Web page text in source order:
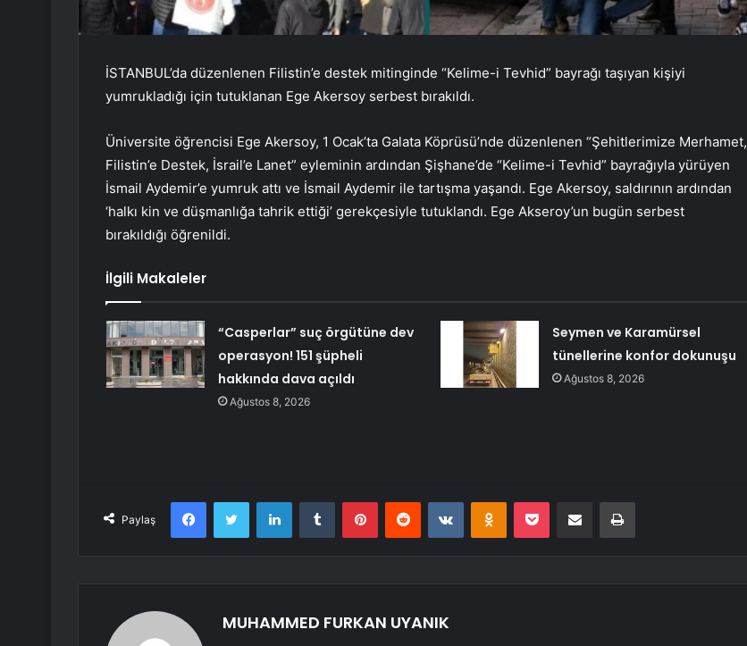
İSTANBUL’da düzenlenen Filistin’e destek mitinginde “Kelime-i Tevhid” bayrağı taşıyan kişiyi
yumrukladığı için tutuklanan Ege Akersoy serbest bırakıldı.
Üniversite öğrencisi Ege Akersoy, 1 Ocak’ta Galata Köprüsü’nde düzenlenen “Şehitlerimize Merhamet,
Filistin’e Destek, İsrail’e Lanet” eyleminin ardından Şişhane’de “Kelime-i Tevhid” bayrağıyla yürüyen
İsmail Aydemir’e yumruk attı ve İsmail Aydemir ile tartışma yaşandı. Ege Akersoy, saldırının ardından
‘halkı kin ve düşmanlığa tahrik ettiği’ gerekçesiyle tutuklandı. Ege Akseroy’un bugün serbest
bırakıldığı öğrenildi.
İlgili Makaleler
“Casperlar” suç örgütüne dev
operasyon! 151 şüpheli
hakkında dava açıldı
Ağustos 8, 2026
Seymen ve Karamürsel
tünellerine konfor dokunuşu
Ağustos 8, 2026
Paylaş
FacebookTwitter LinkedInTumblr PinterestReddit VKontakteOdnoklassniki
Pocket E-Posta ile paylaş Yazdır
MUHAMMED FURKAN UYANIK